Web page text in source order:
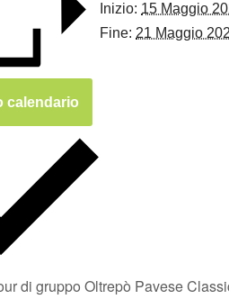
calendario
Inizio: 15 Maggio
Fine: 21 Maggio
di gruppo Oltrepò Pavese